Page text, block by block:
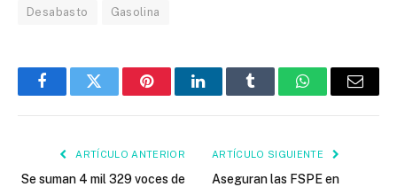
Desabasto Gasolina
FacebookTwitter PinterestLinkedInTumblr WhatsAppEmail
ARTÍCULO ANTERIOR
Se suman 4 mil 329 voces de
ARTÍCULO SIGUIENTE
Aseguran las FSPE en